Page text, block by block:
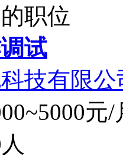
职位
试
技有限公
元/